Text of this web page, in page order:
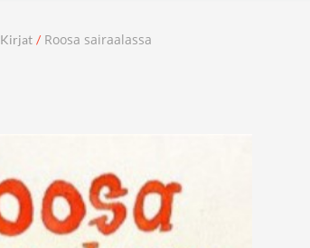
Kirjat / Roosa sairaalassa